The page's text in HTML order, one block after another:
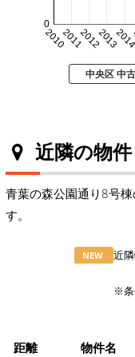
2010201120122013
0
中央区 中
近隣の物件
青葉の森公園通り8号
す。
NEW
近
※条
距離 物件名